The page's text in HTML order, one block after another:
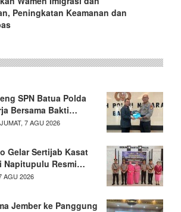
Peningkatan Keamanan dan
SPN Batua Polda
Bersama Bakti…
7 AGU 2026
Gelar Sertijab Kasat
Napitupulu Resmi…
AGU 2026
Jember ke Panggung